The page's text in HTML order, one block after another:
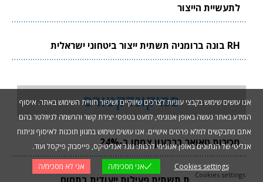
לתעשיית הייצור
RH בונה ברומניה תשתית ייצור ביטחוני ישראלית
סמיקונדקטורס
מכירות טאואר ברבעון צמחו ב-24%
אינטל מגבשת תשתית פעילות ייעודית בתחום
אנו עושים שימוש בקבצי עוגיות לצרכים שיווקיים ושיפור חוויית השימוש באתר. איסוף
המידע באתר נעשה באופן אנונימי, למעט בטפסי יצירת קשר והרשמה לניוזלטר בהם
אתם מתבקשים למלא פרטים אישיים. אנו עושים שימוש במגוון תוכנות לאיסוף וניתוח
אנליטי של הנתונים באופן אנונימי לרבות: גוגל אנליטיקס, פייסבוק פיקסל ועוד.
Cookies settings
אני מסכימ/ה אני לא מסכימ/ה
Cookies settings